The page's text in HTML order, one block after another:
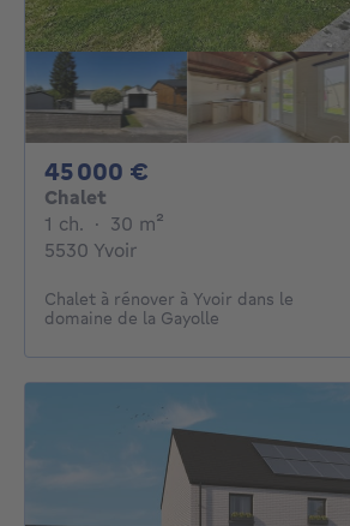
45 000 €
Chalet
1 ch. 1 chambre
· 30 m²
5530 Yvoir
Chalet à rénover à Yvoir dans le
domaine de la Gayolle